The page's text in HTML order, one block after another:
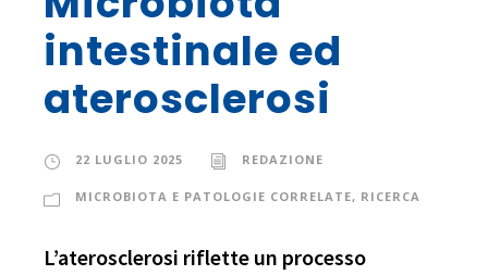
intestinale ed
aterosclerosi
22 LUGLIO 2025 REDAZIONE
MICROBIOTA E PATOLOGIE CORRELATE, RICERCA
L’aterosclerosi riflette un processo